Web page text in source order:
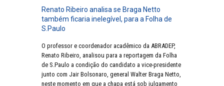
Renato Ribeiro analisa se Braga Netto
também ficaria inelegível, para a Folha de
S.Paulo
O professor e coordenador acadêmico da ABRADEP,
Renato Ribeiro, analisou para a reportagem da Folha
de S.Paulo a condição do candidato a vice-presidente
junto com Jair Bolsonaro, general Walter Braga Netto,
neste momento em que a chapa está sob julgamento